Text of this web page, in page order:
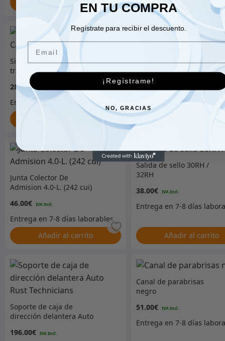
Añadir al carrito Añadir al carrito
Sistema de escape
trasero Cat de 4,0 L.
281.00€
Añadir al carrito
79.00€
Añadir al carrito
Junta Colector De
Admision 4.0-L. (242 cui)
46.00€
Añadir al carrito
Salida de sello 30RH /
32RH
38.00€
Añadir al carrito
Soporte de caja de
dirección delantera Auto
196.00€
Canal de parabrisas
negro
51.00€
EN TU COMPRA
Regístrate para recibir el descuento.
¡Regístrame!
NO, GRACIAS